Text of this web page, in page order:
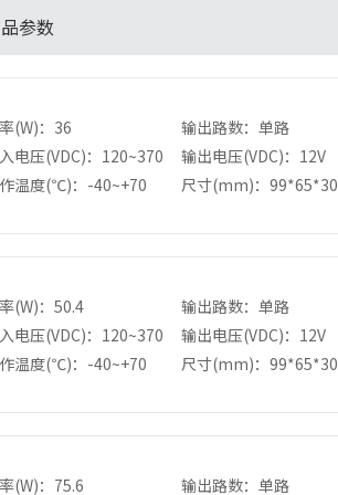
参数
(W)：36
电压(VDC)：120~370
温度(℃)：-40~+70
输出路数：单路
输出电压(VDC)：12V
尺寸(mm)：99*65*30
(W)：50.4
电压(VDC)：120~370
温度(℃)：-40~+70
输出路数：单路
输出电压(VDC)：12V
尺寸(mm)：99*65*30
(W)：75.6 输出路数：单路